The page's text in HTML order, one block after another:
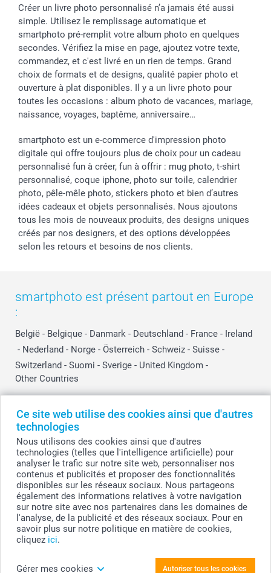
Ce site web utilise des cookies ainsi que d'autres
technologies
Nous utilisons des cookies ainsi que d'autres
technologies (telles que l'intelligence artificielle) pour
analyser le trafic sur notre site web, personnaliser nos
contenus et publicités et proposer des fonctionnalités
disponibles sur les réseaux sociaux. Nous partageons
également des informations relatives à votre navigation
sur notre site avec nos partenaires dans les domaines de
l'analyse, de la publicité et des réseaux sociaux. Pour en
savoir plus sur notre politique en matière de cookies,
cliquez ici.
Gérer mes cookies Autoriser tous les cookies
Personnalisez votre T-shirt blanc
Créer un livre photo personnalisé n’a jamais été aussi
simple. Utilisez le remplissage automatique et
smartphoto pré-remplit votre album photo en quelques
secondes. Vérifiez la mise en page, ajoutez votre texte,
commandez, et c'est livré en un rien de temps. Grand
choix de formats et de designs, qualité papier photo et
ouverture à plat disponibles. Il y a un livre photo pour
toutes les occasions : album photo de vacances, mariage,
naissance, voyages, baptême, anniversaire…
smartphoto est un e-commerce d'impression photo
digitale qui offre toujours plus de choix pour un cadeau
personnalisé fun à créer, fun à offrir : mug photo, t-shirt
personnalisé, coque iphone, photo sur toile, calendrier
photo, pêle-mêle photo, stickers photo et bien d’autres
idées cadeaux et objets personnalisés. Nous ajoutons
tous les mois de nouveaux produits, des designs uniques
créés par nos designers, et des options développées
selon les retours et besoins de nos clients.
smartphoto est présent partout en Europe
:
België - Belgique - Danmark - Deutschland - France - Ireland
- Nederland - Norge - Österreich - Schweiz - Suisse -
Switzerland - Suomi - Sverige - United Kingdom -
Other Countries
© smartphoto group. Tous droits réservés
smartphoto group SA.
Siège social : Kwatrechtsteenweg 160, 9230 Wetteren, Belgique
Numéro de TVA BE 0405.706.755
Numéro d'entreprise 0405.706.755.
Coordonnées bancaires: IBAN BE71 2850 2711 5569 - BIC: GEBABEBB
Tous les prix sont en EURO (€), TVA incluse et hors frais de port.